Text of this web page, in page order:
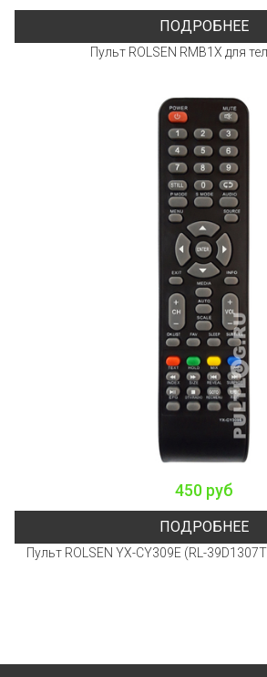
ПОДРОБНЕЕ
Пульт ROLSEN RMB1X для
450 руб
ПОДРОБНЕЕ
Пульт ROLSEN YX-CY309E (RL-